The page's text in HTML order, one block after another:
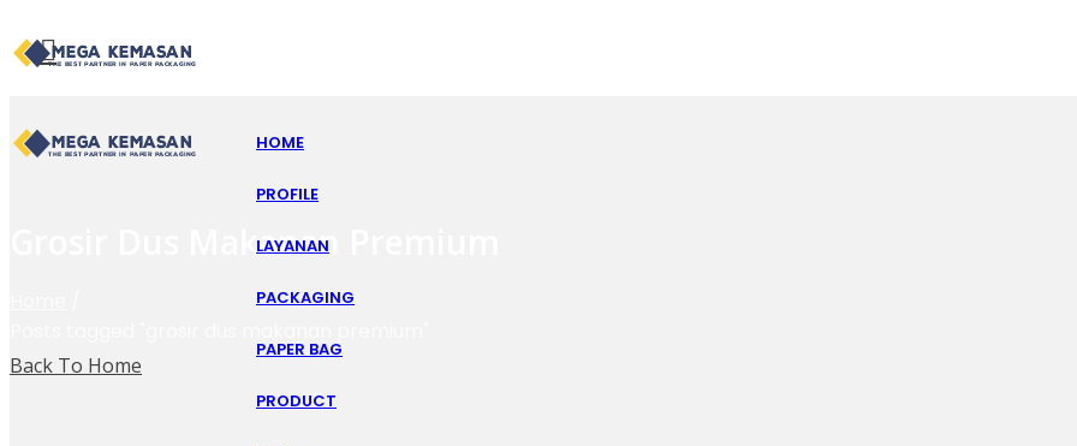
HOME
PROFILE
LAYANAN
PACKAGING
PAPER BAG
PRODUCT
Grosir Dus Makanan Premium
Back To Home